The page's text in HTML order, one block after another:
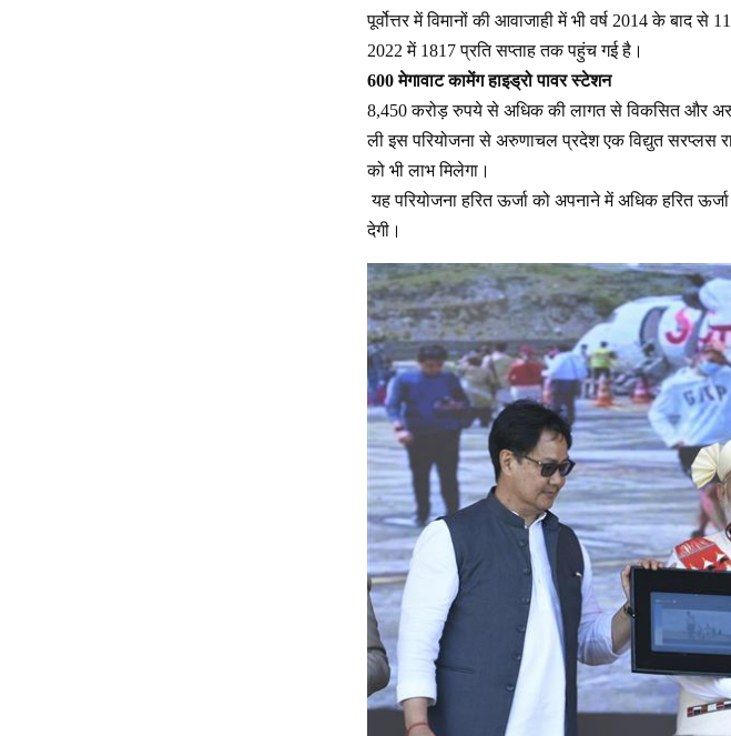
पूर्वोत्तर में विमानों की आवाजाही में भी वर्ष 2014 के बाद
2022 में 1817 प्रति सप्ताह तक पहुंच गई है।
600 मेगावाट कामेंग हाइड्रो पावर स्टेशन
8,450 करोड़ रुपये से अधिक की लागत से विकसित और
ली इस परियोजना से अरुणाचल प्रदेश एक विद्युत सरप्लस
को भी लाभ मिलेगा।
यह परियोजना हरित ऊर्जा को अपनाने में अधिक हरित
देगी।